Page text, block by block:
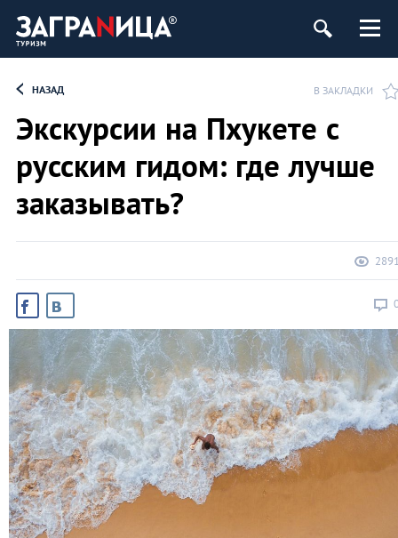
НАЗАД В ЗАКЛАДКИ
Экскурсии на Пхукете с
русским гидом: где лучше
заказывать?